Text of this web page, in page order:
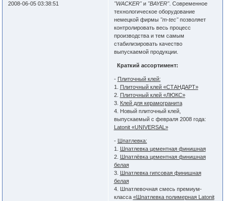
2008-06-05 03:38:51
"WACKER"и "BAYER". Современное
технологическое оборудование
немецкой фирмы "m-tec"позволяет
контролировать весь процесс
производства и тем самым
стабилизировать качество
выпускаемой продукции.
Краткий ассортимент:
- Плиточный клей:
1. Плиточный клей «СТАНДАРТ»
2. Плиточный клей «ЛЮКС»
3. Клей для керамогранита
4. Новый плиточный клей,
выпускаемый с февраля 2008 года:
Latonit «UNIVERSAL»
- Шпатлевка:
1. Шпатлевка цементная финишная
2. Шпатлёвка цементная финишная
белая
3. Шпатлевка гипсовая финишная
белая
4. Шпатлевочная смесь премиум-
класса «Шпатлевка полимерная Latonit